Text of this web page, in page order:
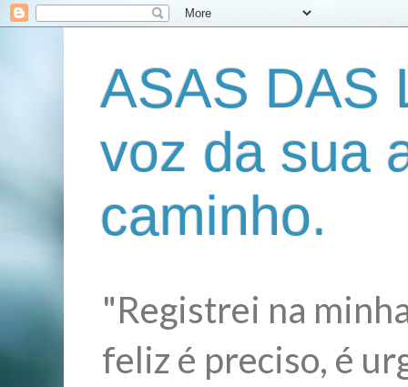
ASAS DAS
voz da sua
caminho.
"Registrei na
feliz é preciso, é